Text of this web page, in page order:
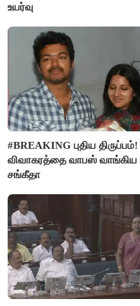
உயர்வு
#BREAKING புதிய திருப்பம்!
விவாகரத்தை வாபஸ் வாங்கிய
சங்கீதா